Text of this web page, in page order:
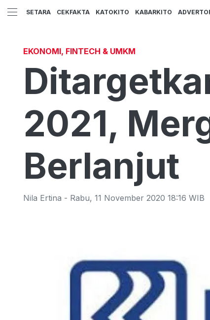
SETARA CEKFAKTA KATOKITO KABARKITO
EKONOMI, FINTECH & UMKM
2021,
Berlanjut
Nila Ertina - Rabu, 11 November 2020 18:16 WIB